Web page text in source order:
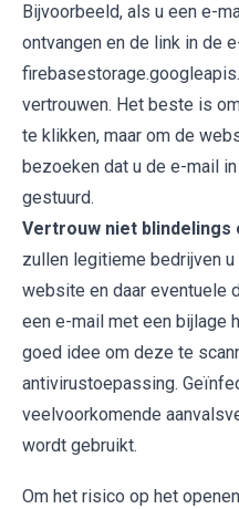
Bijvoorbeeld, als u een e-
ontvangen en de link in de
vertrouwen. Het beste is
te klikken, maar om de
bezoeken dat u de e-mail
gestuurd.
Vertrouw niet blindelings
zullen legitieme bedrijven
website en daar eventuele
een e-mail met een bijlage
goed idee om deze te
antivirustoepassing.
veelvoorkomende
wordt gebruikt.
Om het risico op het